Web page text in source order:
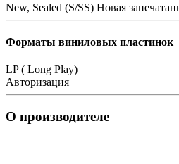
New, Sealed (S/SS) Новая
Форматы виниловых пластинок
LP ( Long Play)
Авторизация
О производителе